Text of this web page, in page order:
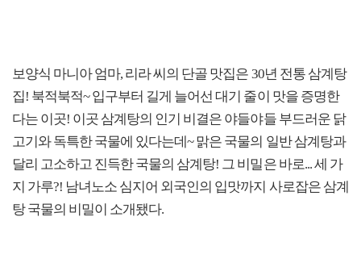
보양식 마니아 엄마, 리라 씨의 단골 맛집은 30년 전통 삼계탕
집! 북적북적~ 입구부터 길게 늘어선 대기 줄이 맛을 증명한
다는 이곳! 이곳 삼계탕의 인기 비결은 야들야들 부드러운 닭
고기와 독특한 국물에 있다는데~ 맑은 국물의 일반 삼계탕과
달리 고소하고 진득한 국물의 삼계탕! 그 비밀은 바로... 세 가
지 가루?! 남녀노소 심지어 외국인의 입맛까지 사로잡은 삼계
탕 국물의 비밀이 소개됐다.